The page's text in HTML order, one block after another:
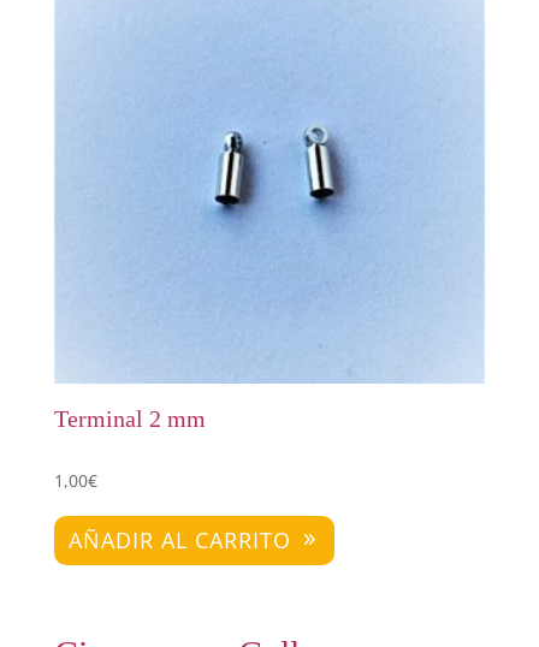
Terminal 2 mm
1,00€
AÑADIR AL CARRITO